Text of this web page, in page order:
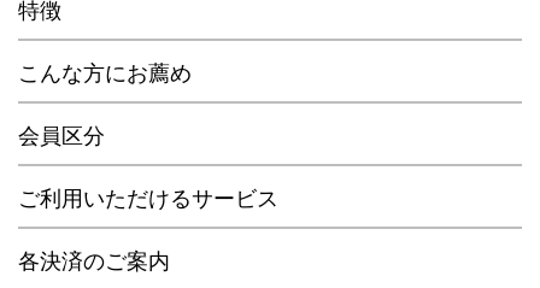
特徴
こんな方にお薦め
会員区分
ご利用いただけるサービス
各決済のご案内